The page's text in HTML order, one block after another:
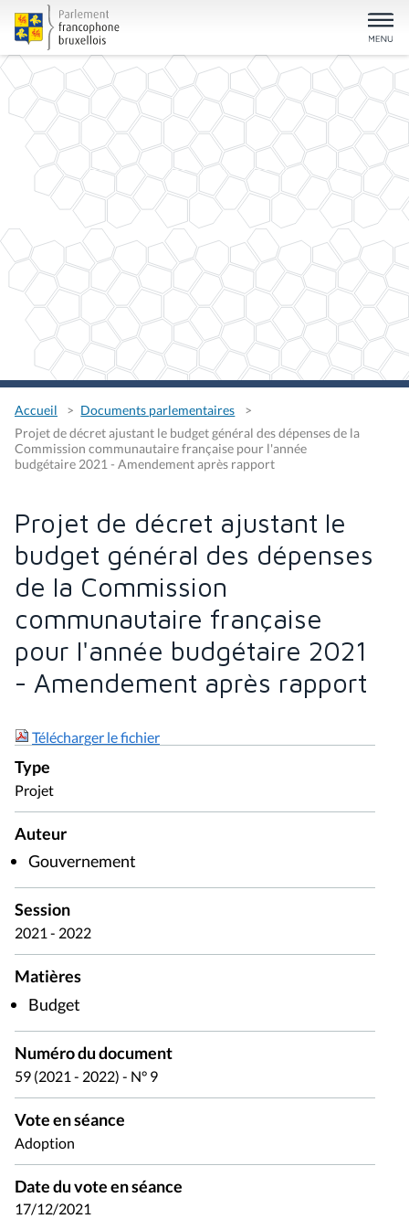
Accueil
Documents parlementaires
Projet de décret ajustant le budget général des dépenses de la
Commission communautaire française pour l'année
budgétaire 2021 - Amendement après rapport
Projet de décret ajustant le
budget général des dépenses
de la Commission
communautaire française
pour l'année budgétaire 2021
- Amendement après rapport
Télécharger le fichier
Type
Projet
Auteur
Gouvernement
Session
2021 - 2022
Matières
Budget
Numéro du document
59 (2021 - 2022) - N° 9
Vote en séance
Adoption
Date du vote en séance
17/12/2021